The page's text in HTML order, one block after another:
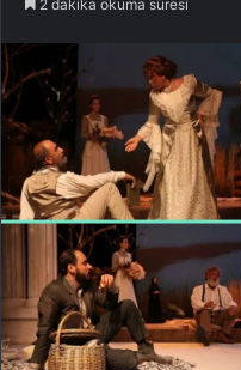
2 dakika okuma süresi